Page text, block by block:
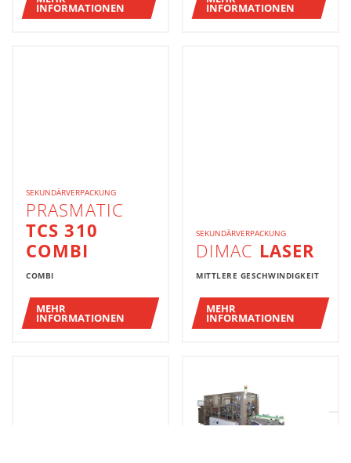
INFORMATIONEN INFORMATIONEN
SEKUNDÄRVERPACKUNG
PRASMATIC
TCS 310
COMBI
COMBI
MEHR
INFORMATIONEN
SEKUNDÄRVERPACKUNG
DIMAC LASER
MITTLERE GESCHWINDIGKEIT
MEHR
INFORMATIONEN